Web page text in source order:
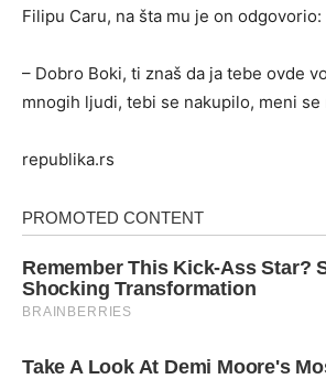
Filipu Caru, na šta mu je on odgovorio:
– Dobro Boki, ti znaš da ja tebe ovde
mnogih ljudi, tebi se nakupilo, meni se
republika.rs